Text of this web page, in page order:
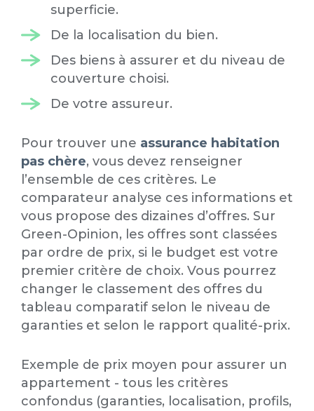
superficie.
De la localisation du bien.
Des biens à assurer et du niveau de
couverture choisi.
De votre assureur.
Pour trouver une assurance habitation
pas chère, vous devez renseigner
l’ensemble de ces critères. Le
comparateur analyse ces informations et
vous propose des dizaines d’offres. Sur
Green-Opinion, les offres sont classées
par ordre de prix, si le budget est votre
premier critère de choix. Vous pourrez
changer le classement des offres du
tableau comparatif selon le niveau de
garanties et selon le rapport qualité-prix.
Exemple de prix moyen pour assurer un
appartement - tous les critères
confondus (garanties, localisation, profils,